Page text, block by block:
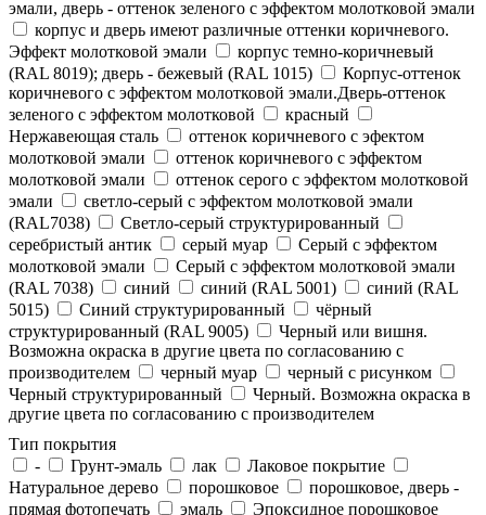
эмали, дверь - оттенок зеленого с эффектом молотковой эмали
корпус и дверь имеют различные оттенки коричневого.
Эффект молотковой эмали
корпус темно-коричневый
(RAL 8019); дверь - бежевый (RAL 1015)
Корпус-оттенок
коричневого с эффектом молотковой эмали.Дверь-оттенок
зеленого с эффектом молотковой
красный
Нержавеющая сталь
оттенок коричневого с эфектом
молотковой эмали
оттенок коричневого с эффектом
молотковой эмали
оттенок серого с эффектом молотковой
эмали
светло-серый с эффектом молотковой эмали
(RAL7038)
Светло-серый структурированный
серебристый антик
серый муар
Серый с эффектом
молотковой эмали
Серый с эффектом молотковой эмали
(RAL 7038)
синий синий (RAL 5001)
синий (RAL
5015)
Синий структурированный
чёрный
структурированный (RAL 9005)
Черный или вишня.
Возможна окраска в другие цвета по согласованию с
производителем
черный муар
черный с рисунком
Черный структурированный
Черный. Возможна окраска в
другие цвета по согласованию с производителем
Тип покрытия
-
Грунт-эмаль лак
Лаковое покрытие
Натуральное дерево
порошковое
порошковое, дверь -
прямая фотопечать
эмаль Эпоксидное порошковое